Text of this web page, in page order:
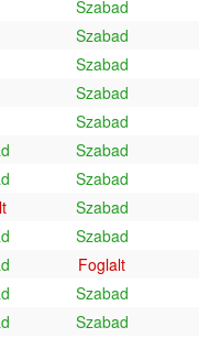
Szabad
Szabad
Szabad
Szabad
Szabad
Szabad
Szabad
Szabad
Szabad
Foglalt
Szabad
Szabad